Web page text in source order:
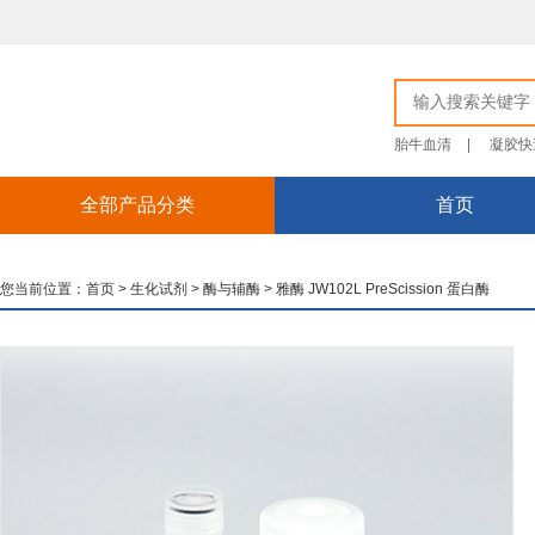
胎牛血清 凝胶
全部产品分类 首页
您当前位置： 首页 > 生化试剂 > 酶与辅酶 > 雅酶 JW102L PreScission 蛋白酶